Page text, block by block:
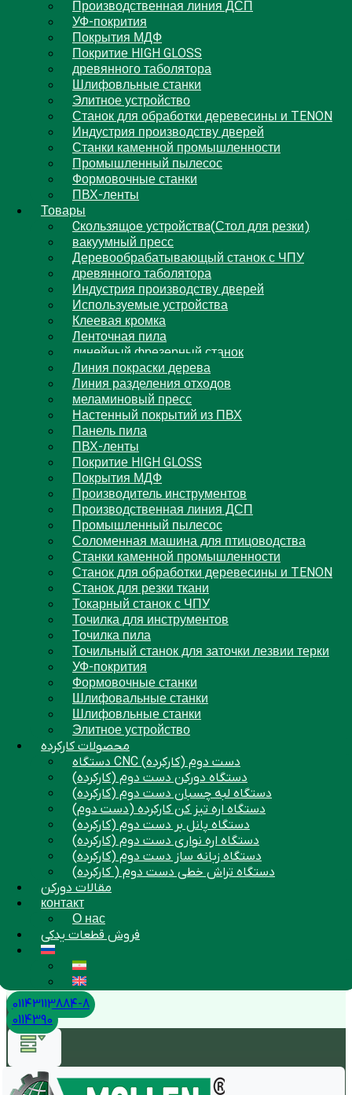
Производственная линия ДСП
УФ-покрития
Покрытия МДФ
Покритие HIGH GLOSS
древянного таболятора
Шлифовльные станки
Элитное устройство
Станок для обработки деревесины и TENON
Индустрия производству дверей
Станки каменной промышленности
Промышленный пылесос
Формовочные станки
ПВХ-ленты
Товары
Cкользящoe устройствa(Стол для резки)
вакуумный пресс
Деревообрабатывающый станок с ЧПУ
древянного таболятора
Индустрия производству дверей
Используемые устройства
Клеевая кромка
Ленточная пила
линейный фрезерный станок
Линия покраски дерева
Линия разделения отходов
меламиновый пресс
Настенный покрытий из ПВХ
Панель пила
ПВХ-ленты
Покритие HIGH GLOSS
Покрытия МДФ
Производитель инструментов
Производственная линия ДСП
Промышленный пылесос
Соломенная машина для птицоводства
Станки каменной промышленности
Станок для обработки деревесины и TENON
Станок для резки ткани
Токарный станок с ЧПУ
Точилка для инструментов
Точилка пила
Точильный станок для заточки лезвии терки
УФ-покрития
Формовочные станки
Шлифовальные станки
Шлифовльные станки
Элитное устройство
محصولات کارکرده
دستگاه CNC دست دوم (کارکرده)
دستگاه دورکن دست دوم (کارکرده)
دستگاه لبه چسبان دست دوم (کارکرده)
دستگاه اره تیز کن کارکرده (دست دوم)
دستگاه پانل بر دست دوم (کارکرده)
دستگاه اره نواری دست دوم (کارکرده)
دستگاه زبانه ساز دست دوم (کارکرده)
دستگاه تراش خطی دست دوم ( کارکرده)
مقالات دورکن
контакт
О нас
فروش قطعات یدکی
01143113884-8
0114390